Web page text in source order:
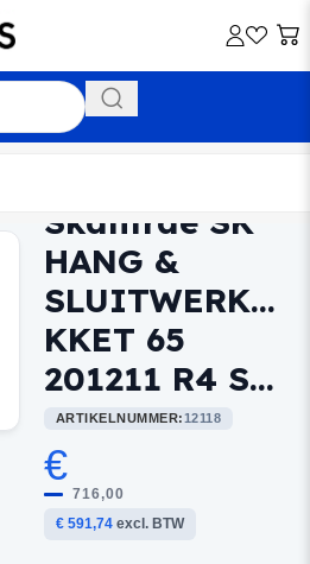
Skantrae SK
HANG &
SLUITWERKPA
KKET 65
201211 R4 SLB
ARTIKELNUMMER:12118
€
716,00
€ 591,74excl. BTW